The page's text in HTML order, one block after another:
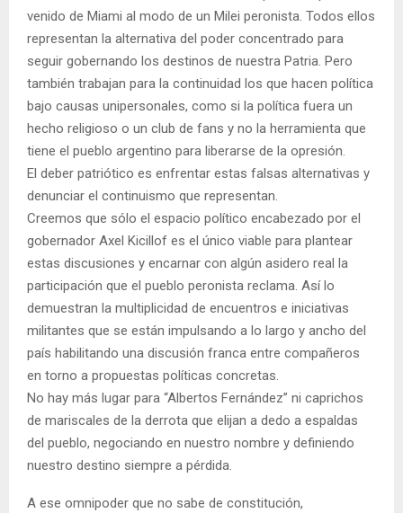
venido de Miami al modo de un Milei peronista. Todos ellos
representan la alternativa del poder concentrado para
seguir gobernando los destinos de nuestra Patria. Pero
también trabajan para la continuidad los que hacen política
bajo causas unipersonales, como si la política fuera un
hecho religioso o un club de fans y no la herramienta que
tiene el pueblo argentino para liberarse de la opresión.
El deber patriótico es enfrentar estas falsas alternativas y
denunciar el continuismo que representan.
Creemos que sólo el espacio político encabezado por el
gobernador Axel Kicillof es el único viable para plantear
estas discusiones y encarnar con algún asidero real la
participación que el pueblo peronista reclama. Así lo
demuestran la multiplicidad de encuentros e iniciativas
militantes que se están impulsando a lo largo y ancho del
país habilitando una discusión franca entre compañeros
en torno a propuestas políticas concretas.
No hay más lugar para “Albertos Fernández” ni caprichos
de mariscales de la derrota que elijan a dedo a espaldas
del pueblo, negociando en nuestro nombre y definiendo
nuestro destino siempre a pérdida.
A ese omnipoder que no sabe de constitución,